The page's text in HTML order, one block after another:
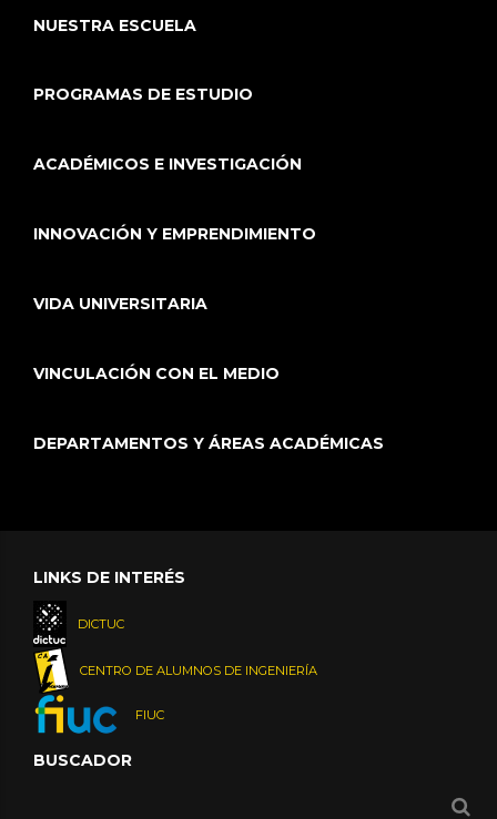
NUESTRA ESCUELA
PROGRAMAS DE ESTUDIO
ACADÉMICOS E INVESTIGACIÓN
INNOVACIÓN Y EMPRENDIMIENTO
VIDA UNIVERSITARIA
VINCULACIÓN CON EL MEDIO
DEPARTAMENTOS Y ÁREAS ACADÉMICAS
LINKS DE INTERÉS
DICTUC
CENTRO DE ALUMNOS DE INGENIERÍA
FIUC
BUSCADOR